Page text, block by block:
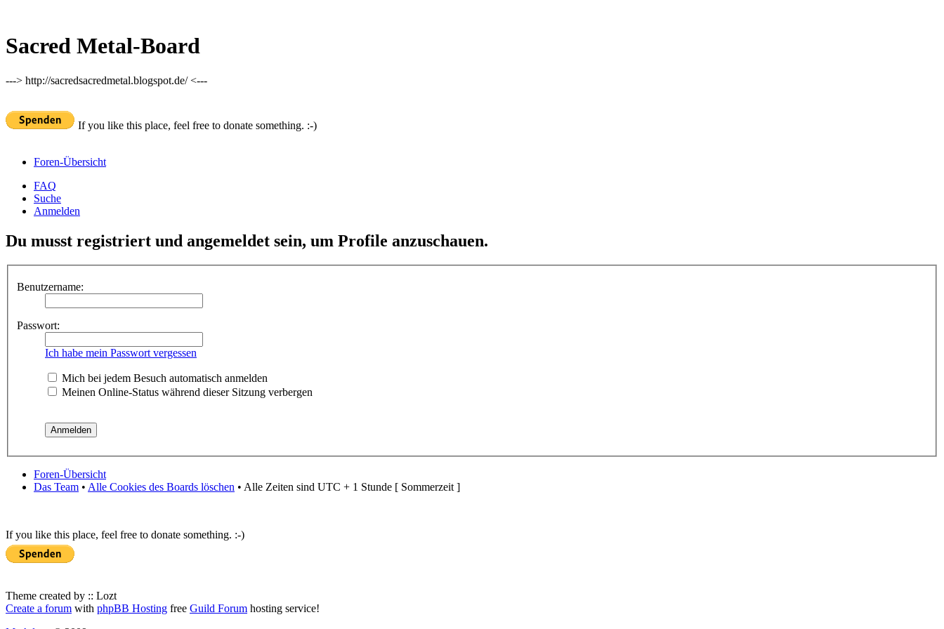
Sacred Metal-Board
---> http://sacredsacredmetal.blogspot.de/ <---
If you like this place, feel free to donate something. :-)
Foren-Übersicht
FAQ
Suche
Anmelden
Du musst registriert und angemeldet sein, um Profile anzuschauen.
Benutzername:
Passwort:
Ich habe mein Passwort vergessen
Mich bei jedem Besuch automatisch anmelden
Meinen Online-Status während dieser Sitzung verbergen
Foren-Übersicht
Das Team • Alle Cookies des Boards löschen • Alle Zeiten sind UTC + 1 Stunde [ Sommerzeit ]
If you like this place, feel free to donate something. :-)
Theme created by :: Lozt
Create a forum with phpBB Hosting free Guild Forum hosting service!